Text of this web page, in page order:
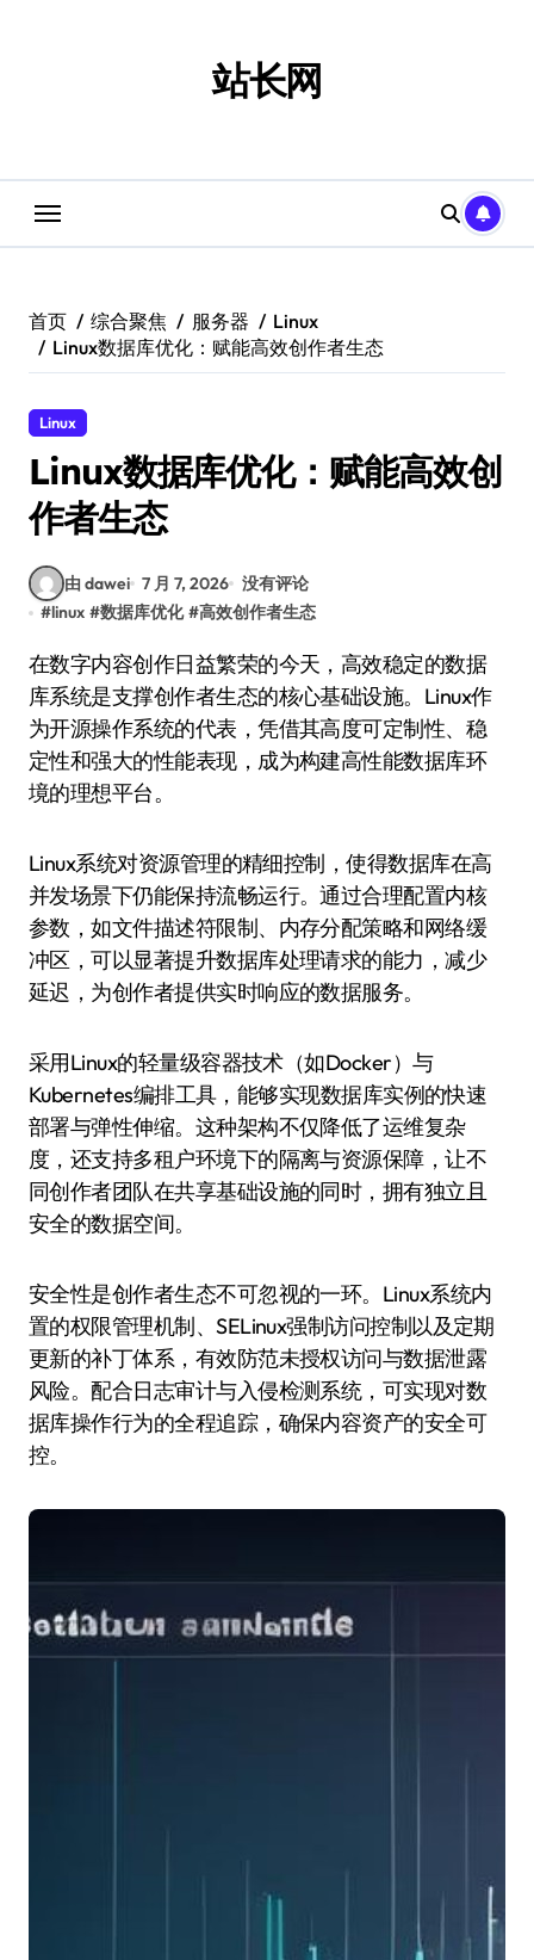
站长网
首页 综合聚焦 服务器
Linux
Linux数据库优化：赋能高效创作者生态
Linux
Linux数据库优化：赋能高效创
作者生态
由 dawei 7 月 7, 2026 没有评论
#linux #数据库优化 #高效创作者生态
在数字内容创作日益繁荣的今天，高效稳定的数据
库系统是支撑创作者生态的核心基础设施。Linux作
为开源操作系统的代表，凭借其高度可定制性、稳
定性和强大的性能表现，成为构建高性能数据库环
境的理想平台。
Linux系统对资源管理的精细控制，使得数据库在高
并发场景下仍能保持流畅运行。通过合理配置内核
参数，如文件描述符限制、内存分配策略和网络缓
冲区，可以显著提升数据库处理请求的能力，减少
延迟，为创作者提供实时响应的数据服务。
采用Linux的轻量级容器技术（如Docker）与
Kubernetes编排工具，能够实现数据库实例的快速
部署与弹性伸缩。这种架构不仅降低了运维复杂
度，还支持多租户环境下的隔离与资源保障，让不
同创作者团队在共享基础设施的同时，拥有独立且
安全的数据空间。
安全性是创作者生态不可忽视的一环。Linux系统内
置的权限管理机制、SELinux强制访问控制以及定期
更新的补丁体系，有效防范未授权访问与数据泄露
风险。配合日志审计与入侵检测系统，可实现对数
据库操作行为的全程追踪，确保内容资产的安全可
控。